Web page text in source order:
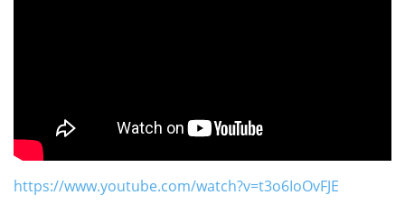
https://www.youtube.com/watch?v=t3o6IoOvFJE